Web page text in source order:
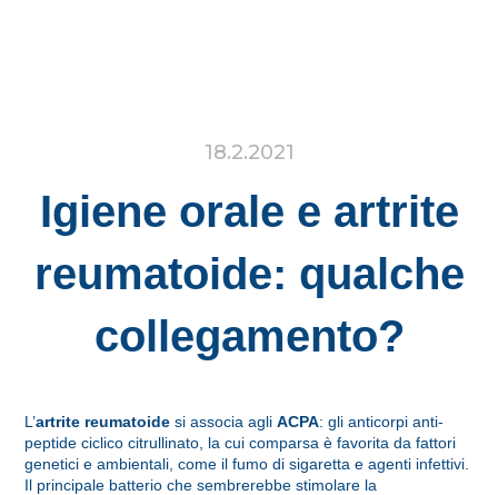
18.2.2021
Igiene orale e artrite
reumatoide: qualche
collegamento?
L’artrite reumatoide si associa agliACPA: gli anticorpi anti-
peptide ciclico citrullinato, la cui comparsa è favorita da fattori
genetici e ambientali, come il fumo di sigaretta e agenti infettivi.
Il principale batterio che sembrerebbe stimolare la